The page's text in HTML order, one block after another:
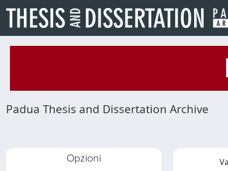
Padua Thesis and Dissertation Archive
Opzioni